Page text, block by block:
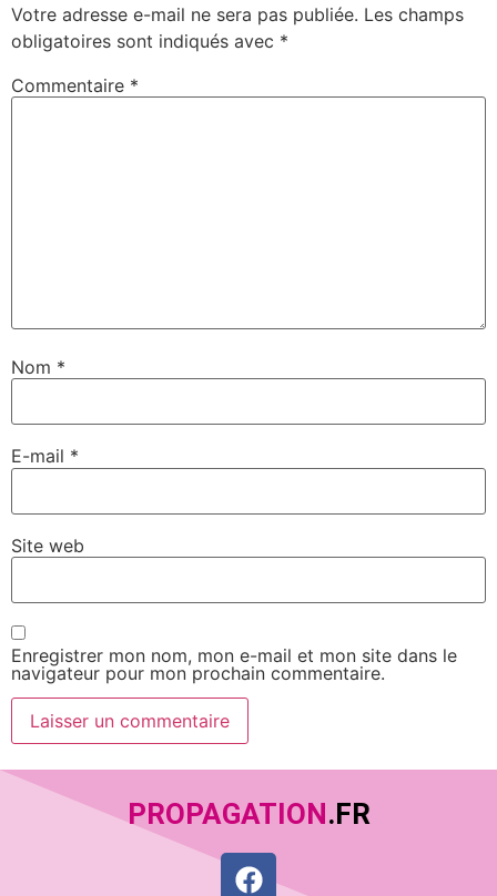
Votre adresse e-mail ne sera pas publiée. Les champs
obligatoires sont indiqués avec *
Commentaire *
Nom *
E-mail *
Site web
Enregistrer mon nom, mon e-mail et mon site dans le
navigateur pour mon prochain commentaire.
PROPAGATION.FR